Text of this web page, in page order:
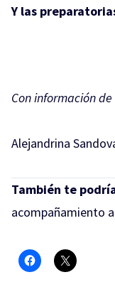
Y las
Con información
Alejandrina
También te
acompañamiento